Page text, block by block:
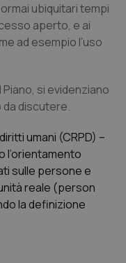
ubiquitari tempi
aperto, e ai
ad esempio l’uso
si evidenziano
discutere.
umani (CRPD) –
l’orientamento
sulle persone e
reale (person
la definizione